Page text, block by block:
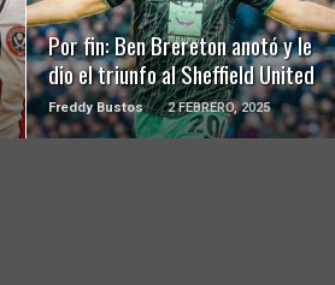
Por fin: Ben Brereton anotó y le
dio el triunfo al Sheffield United
Freddy Bustos 2 FEBRERO, 2025